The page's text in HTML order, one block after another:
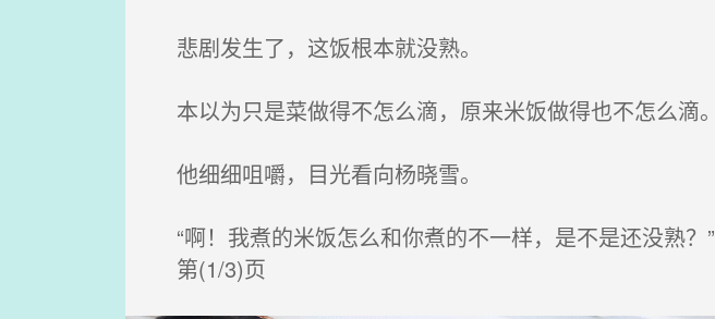
悲剧发生了，这饭根本就没熟。
本以为只是菜做得不怎么滴，原来米饭做得也不怎么滴。
他细细咀嚼，目光看向杨晓雪。
“啊！我煮的米饭怎么和你煮的不一样，是不是还没熟？”
第(1/3)页